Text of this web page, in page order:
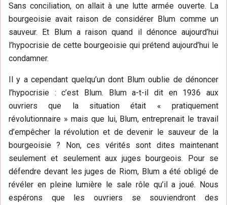
Sans conciliation, on allait à une lutte armée ouverte. La
bourgeoisie avait raison de considérer Blum comme un
sauveur. Et Blum a raison quand il dénonce aujourd’hui
l’hypocrisie de cette bourgeoisie qui prétend aujourd’hui le
condamner.
Il y a cependant quelqu’un dont Blum oublie de dénoncer
l’hypocrisie : c’est Blum. Blum a-t-il dit en 1936 aux
ouvriers que la situation était « pratiquement
révolutionnaire » mais que lui, Blum, entreprenait le travail
d’empêcher la révolution et de devenir le sauveur de la
bourgeoisie ? Non, ces vérités sont dites maintenant
seulement et seulement aux juges bourgeois. Pour se
défendre devant les juges de Riom, Blum a été obligé de
révéler en pleine lumière le sale rôle qu’il a joué. Nous
espérons que les ouvriers se souviendront des